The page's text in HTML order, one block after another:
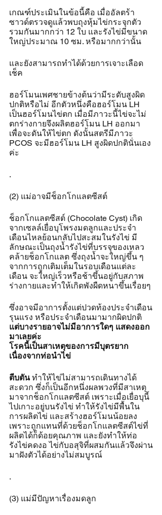
เกณฑ์ประเมินในข้อนี้คือ เมื่ออัลตร้า
ซาวด์ตรวจดูแล้วพบถุงหุ้มไข่กระจุกตัว
รวมกันมากกว่า 12 ใบ และรังไข่มีขนาด
ใหญ่ประมาณ 10 ซม. หรือมากกว่านั้น
และยังสามารถทำได้ด้วยการเจาะเลือด
เช็ค
ฮอร์โมนเพศชายข้างต้นว่ามีระดับสูงผิด
ปกติหรือไม่ อีกตัวหนึ่งคือฮอร์โมน LH
เป็นฮอร์โมนไข่ตก เมื่อมีภาวะนี้ไข่จะไม่
ตกร่างกายจึงผลิตฮอร์โมน LH ออกมา
เพื่อจะดันให้ไข่ตก ดังนั้นสตรีมีภาวะ
PCOS จะมีฮอร์โมน LH สูงผิดปกตินั่นเอง
ค่ะ
.
(2) แม่อาจมีช็อกโกแลตซีสต์
ช็อกโกแลตซีสต์ (Chocolate Cyst) เกิด
จากเซลล์เยื่อบุโพรงมดลูกและประจำ
เดือนไหลย้อนกลับไปสะสมในรังไข่ มี
ลักษณะเป็นถุงน้ำรังไข่ที่บรรจุของเหลว
คล้ายช็อกโกแลต ซึ่งถุงน้ำจะใหญ่ขึ้น ๆ
จากการถูกเติมเต็มในรอบเดือนแต่ละ
เดือน จะใหญ่เร็วหรือช้าขึ้นอยู่กับสภาพ
ร่างกายและทำให้เกิดพังผืดหนาขึ้นเรื่อยๆ
ซึ่งอาจมีอาการตั้งแต่ปวดท้องประจำเดือน
รุนแรง หรือประจำเดือนมามากผิดปกติ
แต่บางรายอาจไม่มีอาการใดๆ แสดงออก
มาเลยค่ะ
โรคนี้เป็นสาเหตุของการมีบุตรยาก
เนื่องจากท่อนำไข่
ตีบตัน ทำให้ไข่ไม่สามารถเดินทางได้
สะดวก ซึ่งก็เป็นอีกหนึ่งผลพวงที่มีสาเหตุ
มาจากช็อกโกแลตซีสต์ เพราะเมื่อเยื่อบุนี้
ไปเกาะอยู่บนรังไข่ ทำให้รังไข่มีพื้นใน
การผลิตไข่ และสร้างฮอร์โมนน้อยลง
เพราะถูกแทนที่ด้วยช็อกโกแลตซีสต์ไข่ที่
ผลิตได้ก็ด้อยคุณภาพ และยังทำให้ท่อ
รังไข่คดงอ ไข่กับอสุจิที่ผสมกันแล้วจึงผ่าน
มาฝังตัวได้อย่างไม่สมบูรณ์
.
(3) แม่มีปัญหาเรื่องมดลูก